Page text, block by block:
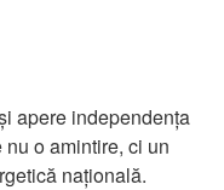
apere independența
o amintire, ci un
națională.